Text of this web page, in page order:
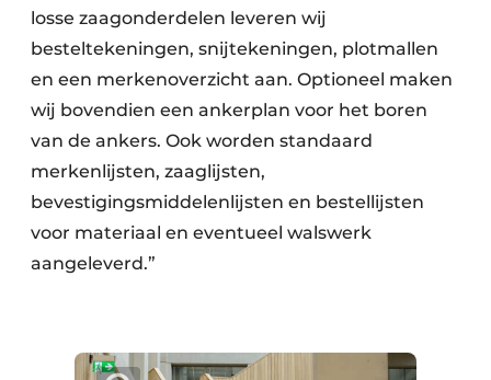
losse zaagonderdelen leveren wij
besteltekeningen, snijtekeningen, plotmallen
en een merkenoverzicht aan. Optioneel maken
wij bovendien een ankerplan voor het boren
van de ankers. Ook worden standaard
merkenlijsten, zaaglijsten,
bevestigingsmiddelenlijsten en bestellijsten
voor materiaal en eventueel walswerk
aangeleverd.”